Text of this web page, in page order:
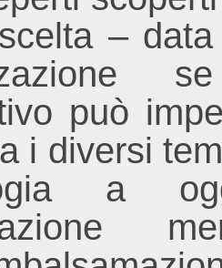
–
può
i diversi
a